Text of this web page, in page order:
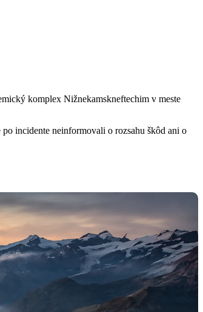
komplex Nižnekamskneftechim v meste
incidente neinformovali o rozsahu škôd ani o